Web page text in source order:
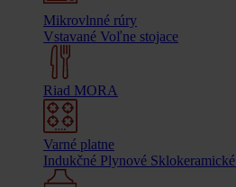
Mikrovlnné rúry
Vstavané Voľne stojace
Riad MORA
Varné platne
Indukčné Plynové Sklokeramické